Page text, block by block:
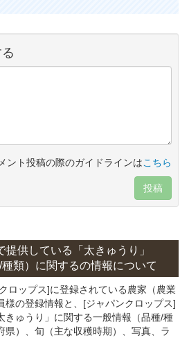
ント投稿の際のガイドラインはこちら
投稿
提供している
「太きゅうり」
類） に関するの情報について
ロップス]に登録されている農家（農業
様の登録情報と、[ジャパンクロップス]
ゅうり」 に関する一般情報（品種/種
県）、旬（主な収穫時期）、写真、ラ